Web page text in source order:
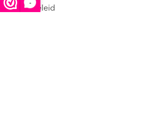
-
Klachtenbeleid